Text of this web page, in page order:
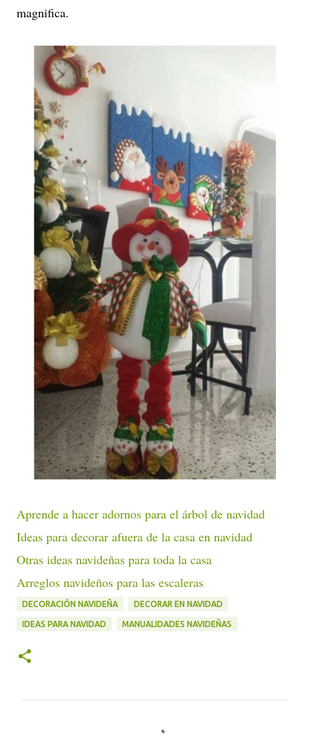
magnifica.
Aprende a hacer adornos para el árbol de navidad
Ideas para decorar afuera de la casa en navidad
Otras ideas navideñas para toda la casa
Arreglos navideños para las escaleras
DECORACIÓN NAVIDEÑA DECORAR EN NAVIDAD
IDEAS PARA NAVIDAD MANUALIDADES NAVIDEÑAS